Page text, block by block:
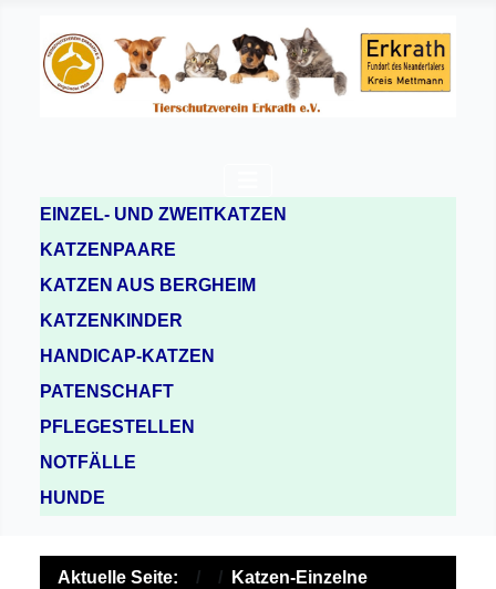
EINZEL- UND ZWEITKATZEN
KATZENPAARE
KATZEN AUS BERGHEIM
KATZENKINDER
HANDICAP-KATZEN
PATENSCHAFT
PFLEGESTELLEN
NOTFÄLLE
HUNDE
Aktuelle Seite: Katzen-Einzelne